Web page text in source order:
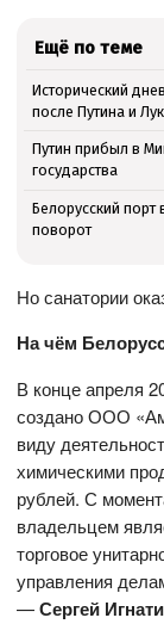
Ещё по теме
Исторический
после Путина и
Путин прибыл в
государства
Белорусский порт
поворот
Но санатории
На чём
В конце апреля
создано ООО
виду
химическими
рублей. С
владельцем
торговое
управления
—Сергей